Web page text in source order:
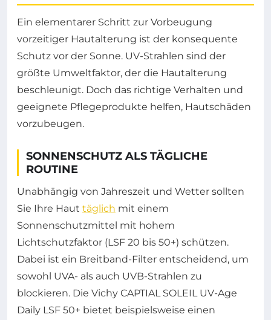
Ein elementarer Schritt zur Vorbeugung
vorzeitiger Hautalterung ist der konsequente
Schutz vor der Sonne. UV-Strahlen sind der
größte Umweltfaktor, der die Hautalterung
beschleunigt. Doch das richtige Verhalten und
geeignete Pflegeprodukte helfen, Hautschäden
vorzubeugen.
SONNENSCHUTZ ALS TÄGLICHE
ROUTINE
Unabhängig von Jahreszeit und Wetter sollten
Sie Ihre Haut täglich mit einem
Sonnenschutzmittel mit hohem
Lichtschutzfaktor (LSF 20 bis 50+) schützen.
Dabei ist ein Breitband-Filter entscheidend, um
sowohl UVA- als auch UVB-Strahlen zu
blockieren. Die Vichy CAPTIAL SOLEIL UV-Age
Daily LSF 50+ bietet beispielsweise einen